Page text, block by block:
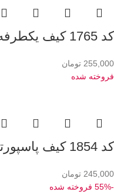
کد 1765 کیف یکطرفه زنانه دیور
255,000 تومان
فروخته شده
کد 1854 کیف پاسپورتی مدل هیرا
245,000 تومان
-55%
فروخته شده